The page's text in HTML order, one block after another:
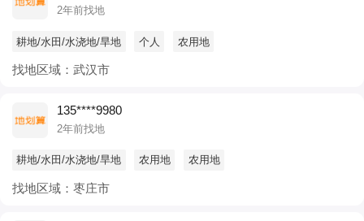
2年前找地
耕地/水田/水浇地/旱地 个人 农用地
找地区域：武汉市
135****9980
2年前找地
耕地/水田/水浇地/旱地 农用地 农用地
找地区域：枣庄市